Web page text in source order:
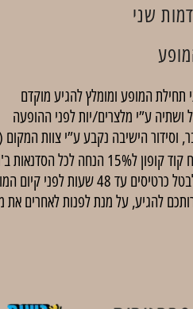
המופע ומומלץ להגיע מוקדם
ע”י מלצרים/יות לפני ההופעה
וסידור הישיבה נקבע ע”י צוות
לכל הסדנאות ב'
להגיע, על מנת לפנות לאחרים את